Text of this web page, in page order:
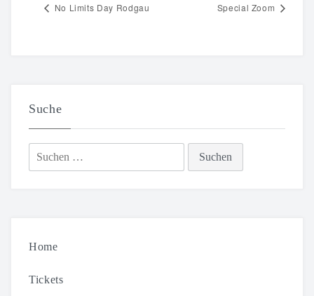
No Limits Day Rodgau Special Zoom
Suche
Suchen
nach:
Home
Tickets